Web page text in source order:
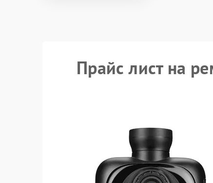
Прайс лист на